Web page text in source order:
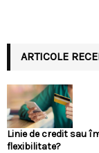
ARTICOLE
Linie de credit sau
flexibilitate?